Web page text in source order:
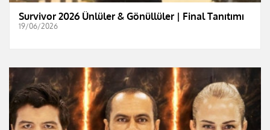
Survivor 2026 Ünlüler & Gönüllüler | Final Tanıtımı
19/06/2026